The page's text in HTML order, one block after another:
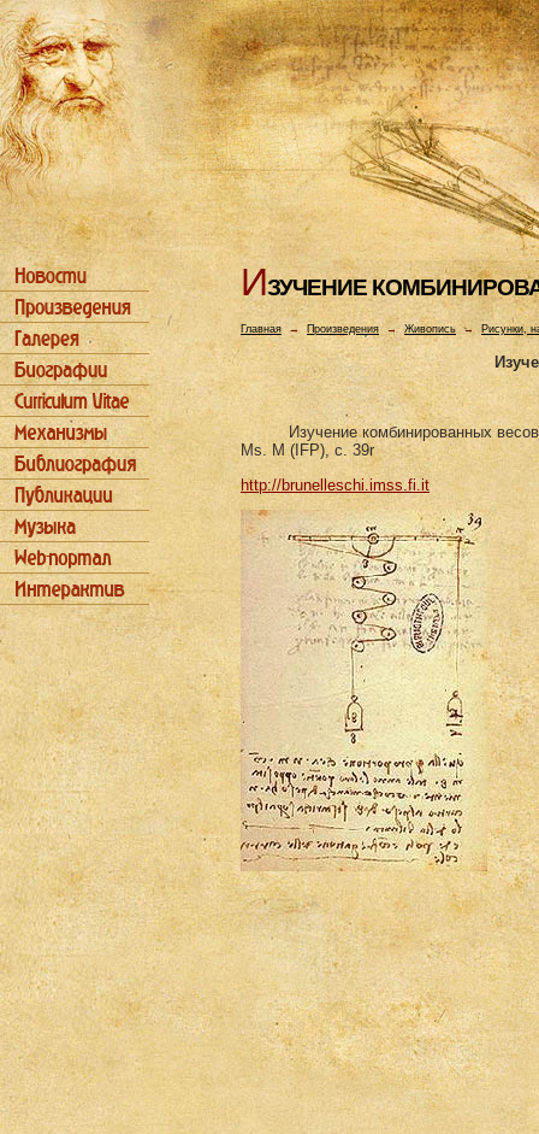
ИЗУЧЕHИЕ
Главная→ Произведения → Живопись → Рисунки,
Изучение комбинированных
Ms. M (IFP), c. 39r
http://brunelleschi.imss.fi.it